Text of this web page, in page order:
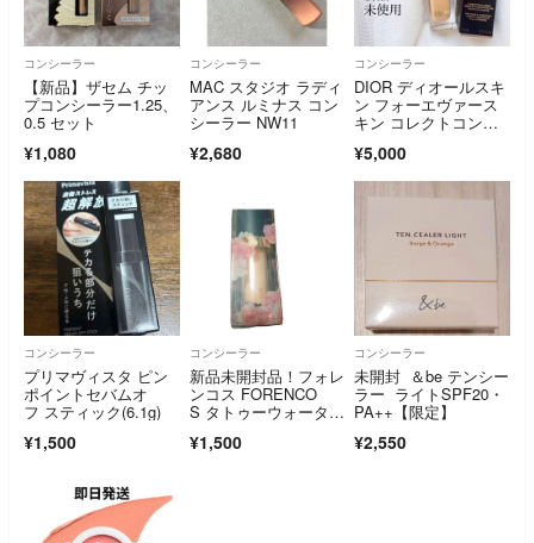
コンシーラー
【新品】ザセム チッ
プコンシーラー1.25、
0.5 セット
¥1,080
コンシーラー
MAC スタジオ ラディ
アンス ルミナス コン
シーラー NW11
¥2,680
コンシーラー
DIOR ディオールスキ
ン フォーエヴァース
キン コレクトコンシ
ンス製
¥5,000
コンシーラー
プリマヴィスタ ピン
ポイントセバムオ
フ スティック(6.1g)
¥1,500
コンシーラー
新品未開封品！フォレ
ンコス FORENCO
S タトゥーウォーター
ーラー 01 ライトベ
¥1,500
コンシーラー
未開封 ＆be テンシー
ラー ライトSPF20・
PA++【限定】
¥2,550